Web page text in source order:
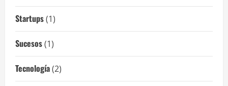
Startups(1)
Sucesos(1)
Tecnología(2)